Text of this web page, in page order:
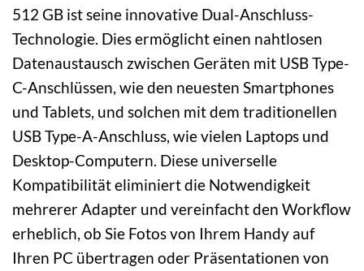
512 GB ist seine innovative Dual-Anschluss-
Technologie. Dies ermöglicht einen nahtlosen
Datenaustausch zwischen Geräten mit USB Type-
C-Anschlüssen, wie den neuesten Smartphones
und Tablets, und solchen mit dem traditionellen
USB Type-A-Anschluss, wie vielen Laptops und
Desktop-Computern. Diese universelle
Kompatibilität eliminiert die Notwendigkeit
mehrerer Adapter und vereinfacht den Workflow
erheblich, ob Sie Fotos von Ihrem Handy auf
Ihren PC übertragen oder Präsentationen von